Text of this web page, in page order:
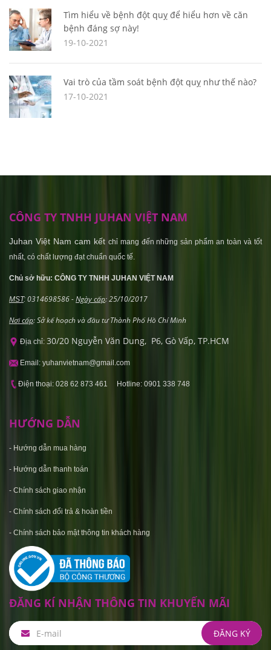
Tìm hiểu về bệnh đột quỵ để hiểu hơn về căn
bệnh đáng sợ này!
19-10-2021
Vai trò của tầm soát bệnh đột quỵ như thế nào?
17-10-2021
CÔNG TY TNHH JUHAN VIỆT NAM
Juhan Việt Nam cam kết chỉ mang đến những sản phẩm an toàn và tốt
nhất, có chất lượng đạt chuẩn quốc tế.
Chủ sở hữu: CÔNG TY TNHH JUHAN VIỆT NAM
MST: 0314698586 -Ngày cấp: 25/10/2017
Nơi cấp: Sở kế hoạch và đầu tư Thành Phố Hồ Chí Minh
Địa chỉ: 30/20 Nguyễn Văn Dung, P6, Gò Vấp, TP.HCM
Email: yuhanvietnam@gmail.com
Điện thoại: 028 62 873 461 Hotline: 0901 338 748
HƯỚNG DẪN
- Hướng dẫn mua hàng
- Hướng dẫn thanh toán
- Chính sách giao nhận
- Chính sách đổi trả & hoàn tiền
- Chính sách bảo mật thông tin khách hàng
ĐĂNG KÍ NHẬN THÔNG TIN KHUYẾN MÃI